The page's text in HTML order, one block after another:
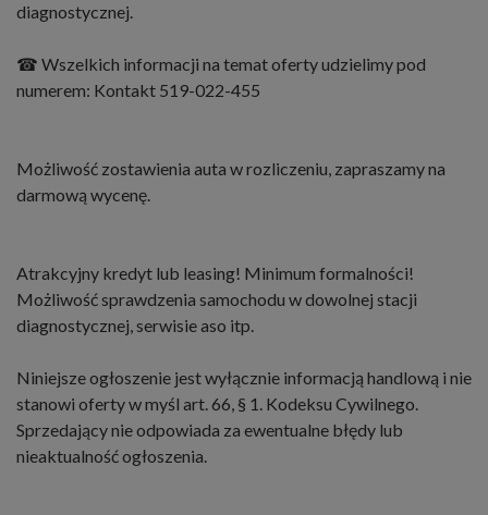
diagnostycznej.
☎ Wszelkich informacji na temat oferty udzielimy pod
numerem: Kontakt 519-022-455
Możliwość zostawienia auta w rozliczeniu, zapraszamy na
darmową wycenę.
Atrakcyjny kredyt lub leasing! Minimum formalności!
Możliwość sprawdzenia samochodu w dowolnej stacji
diagnostycznej, serwisie aso itp.
Niniejsze ogłoszenie jest wyłącznie informacją handlową i nie
stanowi oferty w myśl art. 66, § 1. Kodeksu Cywilnego.
Sprzedający nie odpowiada za ewentualne błędy lub
nieaktualność ogłoszenia.